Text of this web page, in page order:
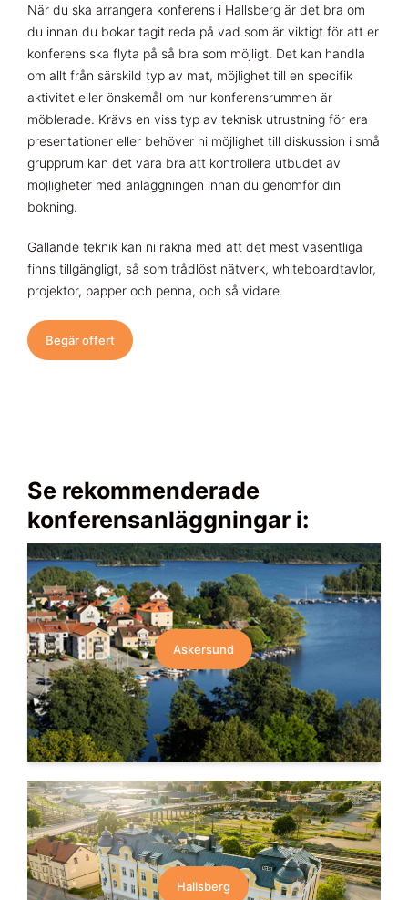
När du ska arrangera konferens i Hallsberg är det bra om
du innan du bokar tagit reda på vad som är viktigt för att er
konferens ska flyta på så bra som möjligt. Det kan handla
om allt från särskild typ av mat, möjlighet till en specifik
aktivitet eller önskemål om hur konferensrummen är
möblerade. Krävs en viss typ av teknisk utrustning för era
presentationer eller behöver ni möjlighet till diskussion i små
grupprum kan det vara bra att kontrollera utbudet av
möjligheter med anläggningen innan du genomför din
bokning.
Gällande teknik kan ni räkna med att det mest väsentliga
finns tillgängligt, så som trådlöst nätverk, whiteboardtavlor,
projektor, papper och penna, och så vidare.
Begär offert
Se rekommenderade
konferensanläggningar i:
Askersund
Hallsberg